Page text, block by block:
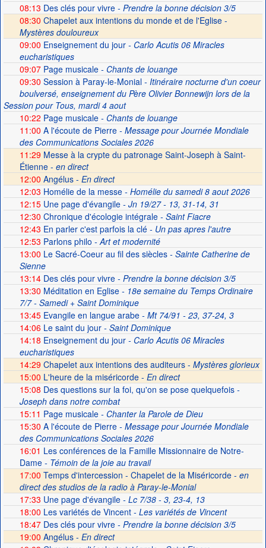
08:13 Des clés pour vivre- Prendre la bonne décision 3/5
08:30 Chapelet aux intentions du monde et de l'Eglise -
Mystères douloureux
09:00 Enseignement du jour- Carlo Acutis 06 Miracles
eucharistiques
09:07Page musicale- Chants de louange
09:30 Session à Paray-le-Monial- Itinéraire nocturne d'un coeur
boulversé, enseignement du Père Olivier Bonnewijn lors de la
Session pour Tous, mardi 4 aout
10:22 Page musicale- Chants de louange
11:00 A l'écoute de Pierre- Message pour Journée Mondiale
des Communications Sociales 2026
11:29 Messe à la crypte du patronage Saint-Joseph à Saint-
Étienne - en direct
12:00 Angélus - En direct
12:03 Homélie de la messe- Homélie du samedi 8 aout 2026
12:15Une page d'évangile- Jn 19/27 - 13, 31-14, 31
12:30 Chronique d'écologie intégrale- Saint Fiacre
12:43 En parler c'est parfois la clé- Un pas apres l'autre
12:53 Parlons philo - Art et modernité
13:00 Le Sacré-Coeur au fil des siècles- Sainte Catherine de
Sienne
13:14Des clés pour vivre- Prendre la bonne décision 3/5
13:30 Méditation en Eglise- 18e semaine du Temps Ordinaire
7/7 - Samedi + Saint Dominique
13:45Evangile en langue arabe- Mt 74/91 - 23, 37-24, 3
14:06Le saint du jour- Saint Dominique
14:18 Enseignement du jour- Carlo Acutis 06 Miracles
eucharistiques
14:29 Chapelet aux intentions des auditeurs - Mystères glorieux
15:00 L'heure de la miséricorde - En direct
15:08 Des questions sur la foi, qu'on se pose quelquefois-
Joseph dans notre combat
15:11 Page musicale- Chanter la Parole de Dieu
15:30 A l'écoute de Pierre- Message pour Journée Mondiale
des Communications Sociales 2026
16:01 Les conférences de la Famille Missionnaire de Notre-
Dame- Témoin de la joie au travail
17:00 Temps d'intercession - Chapelet de la Miséricorde - en
direct des studios de la radio à Paray-le-Monial
17:33 Une page d'évangile- Lc 7/38 - 3, 23-4, 13
18:00 Les variétés de Vincent- Les variétés de Vincent
18:47Des clés pour vivre- Prendre la bonne décision 3/5
19:00 Angélus - En direct